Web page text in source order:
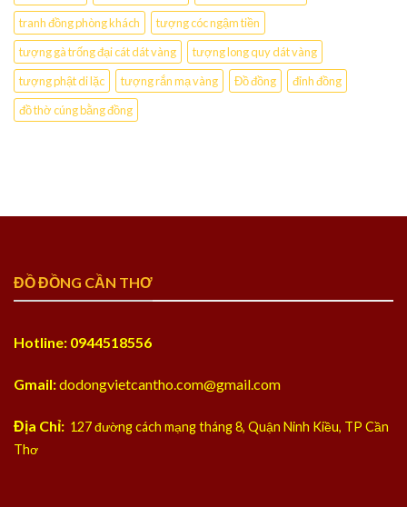
tranh đồng phòng khách
tượng cóc ngậm tiền
tượng gà trống đại cát dát vàng
tượng long quy dát vàng
tượng phật di lặc
tượng rắn mạ vàng Đồ đồng
đỉnh đồng
đồ thờ cúng bằng đồng
ĐỒ ĐỒNG CẦN THƠ
Hotline: 0944518556
Gmail:dodongvietcantho.com@gmail.com
Địa Chỉ: 127 đường cách mạng tháng 8, Quận Ninh Kiều, TP Cần
Thơ